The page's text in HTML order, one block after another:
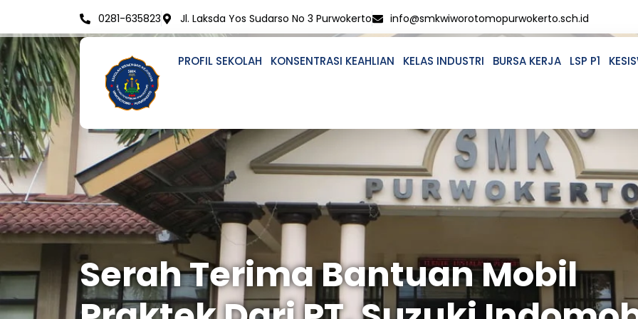
content
0281-635823 Jl. Laksda Yos Sudarso No 3 Purwokerto info@smkwiworotomopurwokerto.sch.id
PROFIL SEKOLAH KONSENTRASI KEAHLIAN KELAS INDUSTRI BURSA KERJA LSP P1
Serah Terima Bantuan Mobil